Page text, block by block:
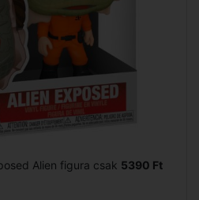
Alien figura csak 5390 Ft